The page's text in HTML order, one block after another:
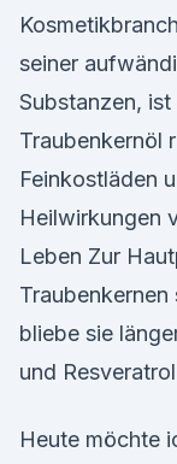
seiner
Substanzen,
Traubenkernöl
Feinkostläden
Heilwirkungen
Leben Zur
bliebe sie
und
Heute möchte